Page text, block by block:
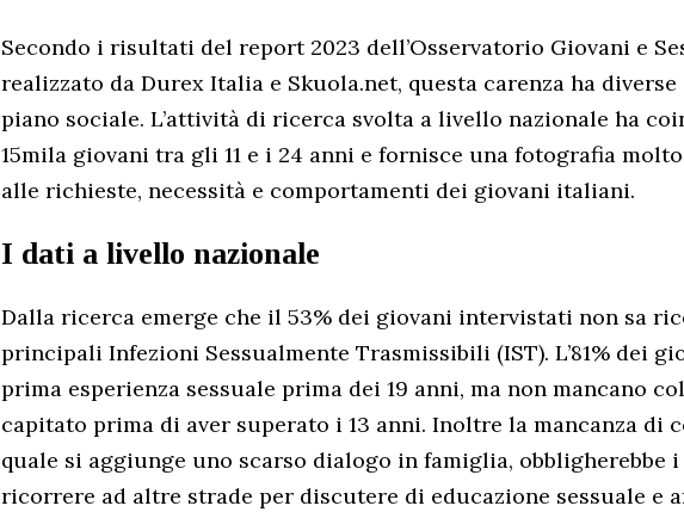
Secondo i risultati del report 2023 dell’Osservatorio Giovani e
realizzato da Durex Italia e Skuola.net, questa carenza ha
piano sociale. L’attività di ricerca svolta a livello nazionale ha
15mila giovani tra gli 11 e i 24 anni e fornisce una fotografia
alle richieste, necessità e comportamenti dei giovani italiani.
I dati a livello nazionale
Dalla ricerca emerge che il 53% dei giovani intervistati non sa
principali Infezioni Sessualmente Trasmissibili (IST). L’81% dei
prima esperienza sessuale prima dei 19 anni, ma non mancano
capitato prima di aver superato i 13 anni. Inoltre la mancanza di
quale si aggiunge uno scarso dialogo in famiglia, obbligherebbe
ricorrere ad altre strade per discutere di educazione sessuale e